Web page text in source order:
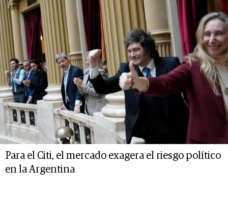
Para el Citi, el mercado exagera el riesgo político
en la Argentina